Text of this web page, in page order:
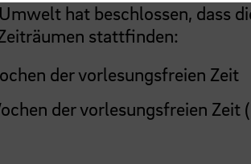
hat beschlossen, dass
stattfinden:
der vorlesungsfreien Zeit
der vorlesungsfreien Zeit